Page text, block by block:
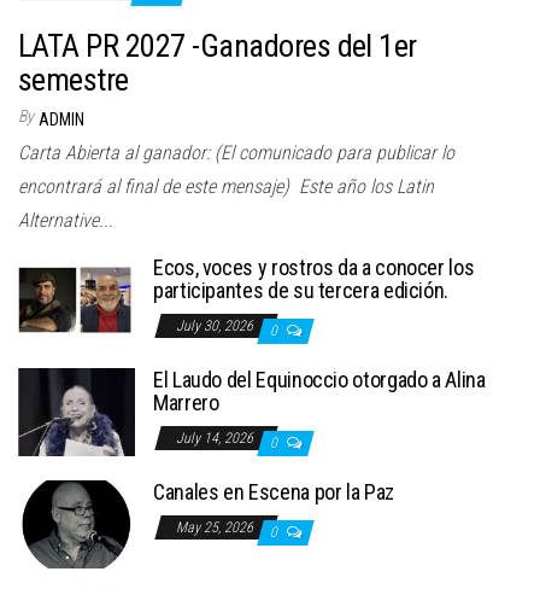
LATA PR 2027 -Ganadores del 1er
semestre
By ADMIN
Carta Abierta al ganador: (El comunicado para publicar lo
encontrará al final de este mensaje) Este año los Latin
Alternative...
Ecos, voces y rostros da a conocer los
participantes de su tercera edición.
July 30, 2026 0
El Laudo del Equinoccio otorgado a Alina
Marrero
July 14, 2026 0
Canales en Escena por la Paz
May 25, 2026 0